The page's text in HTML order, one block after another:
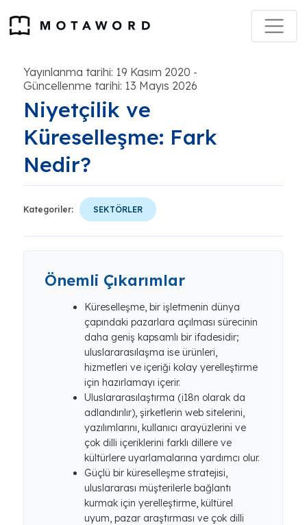
Yayınlanma tarihi: 19 Kasım 2020 -
Güncellenme tarihi: 13 Mayıs 2026
Niyetçilik ve
Küreselleşme: Fark
Nedir?
Kategoriler: SEKTÖRLER
Önemli Çıkarımlar
Küreselleşme, bir işletmenin dünya
çapındaki pazarlara açılması sürecinin
daha geniş kapsamlı bir ifadesidir;
uluslararasılaşma ise ürünleri,
hizmetleri ve içeriği kolay yerelleştirme
için hazırlamayı içerir.
Uluslararasılaştırma (i18n olarak da
adlandırılır), şirketlerin web sitelerini,
yazılımlarını, kullanıcı arayüzlerini ve
çok dilli içeriklerini farklı dillere ve
kültürlere uyarlamalarına yardımcı olur.
Güçlü bir küreselleşme stratejisi,
uluslararası müşterilerle bağlantı
kurmak için yerelleştirme, kültürel
uyum, pazar araştırması ve çok dilli